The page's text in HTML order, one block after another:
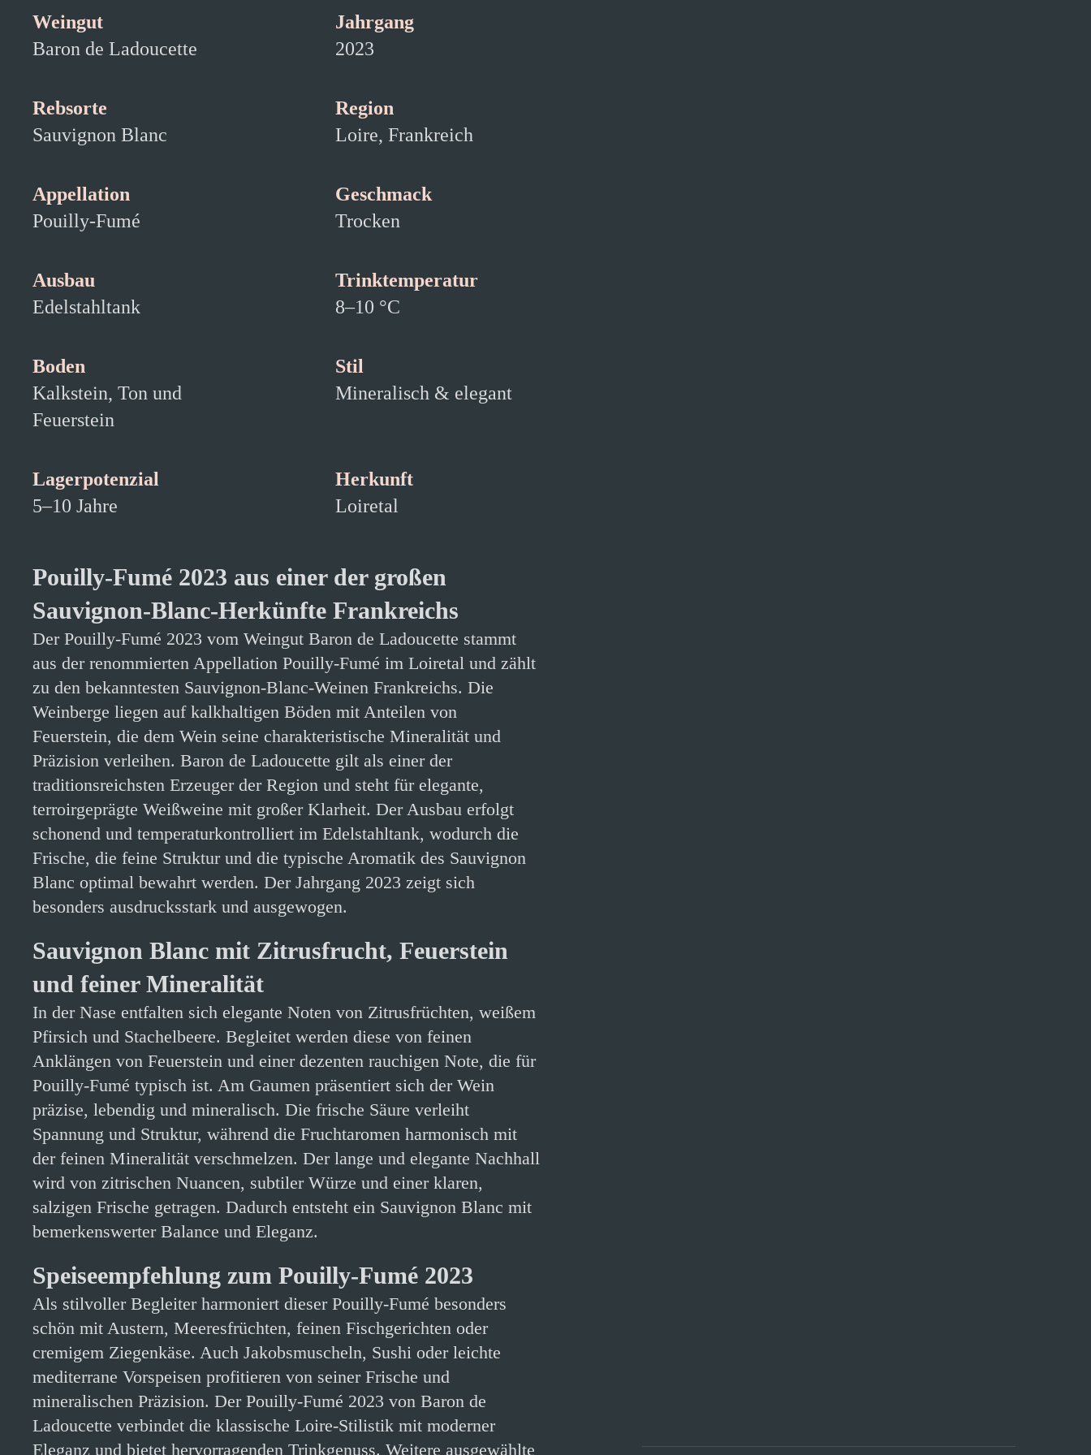
Weingut
Baron de Ladoucette
Jahrgang
2023
Rebsorte
Sauvignon Blanc
Region
Loire, Frankreich
Appellation
Pouilly-Fumé
Geschmack
Trocken
Ausbau
Edelstahltank
Trinktemperatur
8–10 °C
Boden
Kalkstein, Ton und
Feuerstein
Stil
Mineralisch & elegant
Lagerpotenzial
5–10 Jahre
Herkunft
Loiretal
Pouilly-Fumé 2023 aus einer der großen
Sauvignon-Blanc-Herkünfte Frankreichs
Der Pouilly-Fumé 2023 vom Weingut Baron de Ladoucette stammt
aus der renommierten Appellation Pouilly-Fumé im Loiretal und zählt
zu den bekanntesten Sauvignon-Blanc-Weinen Frankreichs. Die
Weinberge liegen auf kalkhaltigen Böden mit Anteilen von
Feuerstein, die dem Wein seine charakteristische Mineralität und
Präzision verleihen. Baron de Ladoucette gilt als einer der
traditionsreichsten Erzeuger der Region und steht für elegante,
terroirgeprägte Weißweine mit großer Klarheit. Der Ausbau erfolgt
schonend und temperaturkontrolliert im Edelstahltank, wodurch die
Frische, die feine Struktur und die typische Aromatik des Sauvignon
Blanc optimal bewahrt werden. Der Jahrgang 2023 zeigt sich
besonders ausdrucksstark und ausgewogen.
Sauvignon Blanc mit Zitrusfrucht, Feuerstein
und feiner Mineralität
In der Nase entfalten sich elegante Noten von Zitrusfrüchten, weißem
Pfirsich und Stachelbeere. Begleitet werden diese von feinen
Anklängen von Feuerstein und einer dezenten rauchigen Note, die für
Pouilly-Fumé typisch ist. Am Gaumen präsentiert sich der Wein
präzise, lebendig und mineralisch. Die frische Säure verleiht
Spannung und Struktur, während die Fruchtaromen harmonisch mit
der feinen Mineralität verschmelzen. Der lange und elegante Nachhall
wird von zitrischen Nuancen, subtiler Würze und einer klaren,
salzigen Frische getragen. Dadurch entsteht ein Sauvignon Blanc mit
bemerkenswerter Balance und Eleganz.
Speiseempfehlung zum Pouilly-Fumé 2023
Als stilvoller Begleiter harmoniert dieser Pouilly-Fumé besonders
schön mit Austern, Meeresfrüchten, feinen Fischgerichten oder
cremigem Ziegenkäse. Auch Jakobsmuscheln, Sushi oder leichte
mediterrane Vorspeisen profitieren von seiner Frische und
mineralischen Präzision. Der Pouilly-Fumé 2023 von Baron de
Ladoucette verbindet die klassische Loire-Stilistik mit moderner
Eleganz und bietet hervorragenden Trinkgenuss. Weitere ausgewählte